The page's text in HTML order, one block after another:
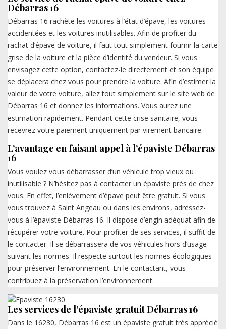
Débarras 16
Débarras 16 rachète les voitures à l’état d’épave, les voitures
accidentées et les voitures inutilisables. Afin de profiter du
rachat d’épave de voiture, il faut tout simplement fournir la carte
grise de la voiture et la pièce d’identité du vendeur. Si vous
envisagez cette option, contactez-le directement et son équipe
se déplacera chez vous pour prendre la voiture. Afin d’estimer la
valeur de votre voiture, allez tout simplement sur le site web de
Débarras 16 et donnez les informations. Vous aurez une
estimation rapidement. Pendant cette crise sanitaire, vous
recevrez votre paiement uniquement par virement bancaire.
L’avantage en faisant appel à l’épaviste Débarras
16
Vous voulez vous débarrasser d’un véhicule trop vieux ou
inutilisable ? N’hésitez pas à contacter un épaviste près de chez
vous. En effet, l’enlèvement d’épave peut être gratuit. Si vous
vous trouvez à Saint Angeau ou dans les environs, adressez-
vous à l’épaviste Débarras 16. Il dispose d’engin adéquat afin de
récupérer votre voiture. Pour profiter de ses services, il suffit de
le contacter. Il se débarrassera de vos véhicules hors d’usage
suivant les normes. Il respecte surtout les normes écologiques
pour préserver l’environnement. En le contactant, vous
contribuez à la préservation l’environnement.
Les services de l’épaviste gratuit Débarras 16
Dans le 16230, Débarras 16 est un épaviste gratuit très apprécié